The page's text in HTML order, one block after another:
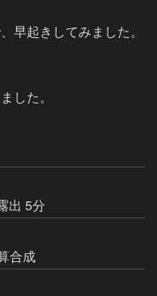
早起きしてみました。
した。
出 5分
合成